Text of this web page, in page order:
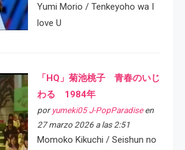
Yumi Morio / Tenkeyoho wa I
love U
「HQ」菊池桃子 青春のいじ
わる 1984年
por yumeki05 J-PopParadiseen
27 marzo 2026 a las 2:51
Momoko Kikuchi / Seishun no